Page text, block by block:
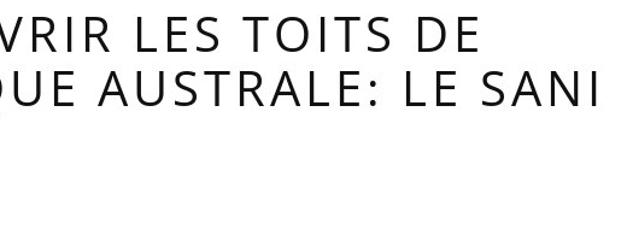
LES TOITS DE
AUSTRALE: LE SANI